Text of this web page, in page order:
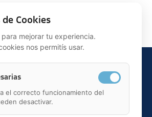
75 00
Cookies
mejorar tu experiencia.
nos permitís usar.
el correcto funcionamiento del
desactivar.